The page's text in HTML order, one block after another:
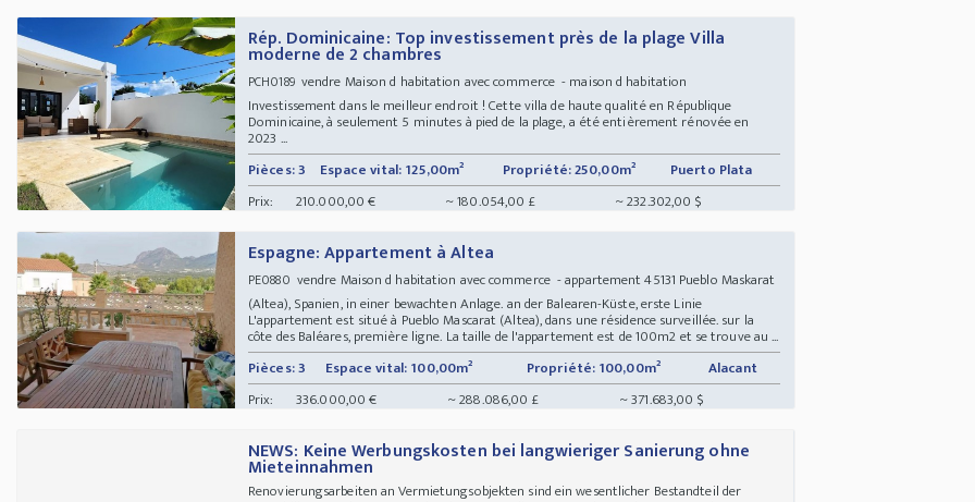
Rép. Dominicaine: Top investissement près de la plage Villa
moderne de 2 chambres
PCH0189vendre Maison d habitation avec commerce - maison d habitation
Investissement dans le meilleur endroit ! Cette villa de haute qualité en République
Dominicaine, à seulement 5 minutes à pied de la plage, a été entièrement rénovée en
2023 ...
Pièces: 3
Espace vital: 125,00m² Propriété: 250,00m²
Puerto Plata
Prix:
210.000,00 € ~ 180.054,00 £ ~ 232.302,00 $
Espagne: Appartement à Altea
PE0880 vendre Maison d habitation avec commerce - appartement 45131 Pueblo Maskarat
(Altea), Spanien, in einer bewachten Anlage. an der Balearen-Küste, erste Linie
L'appartement est situé à Pueblo Mascarat (Altea), dans une résidence surveillée. sur la
côte des Baléares, première ligne. La taille de l'appartement est de 100m2 et se trouve au ...
Pièces: 3
Espace vital: 100,00m² Propriété: 100,00m²
Alacant
Prix:
336.000,00 € ~ 288.086,00 £ ~ 371.683,00 $
NEWS: Keine Werbungskosten bei langwieriger Sanierung ohne
Mieteinnahmen
Renovierungsarbeiten an Vermietungsobjekten sind ein wesentlicher Bestandteil der